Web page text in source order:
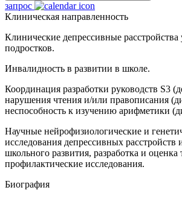
запрос
Клиническая направленность
Клинические депрессивные расстройства
подростков.
Инвалидность в развитии в школе.
Координация разработки руководств S3
нарушения чтения и/или правописания
неспособность к изучению арифметики
Научные нейрофизиологические и
исследования депрессивных
школьного развития, разработка и оценка
профилактические исследования.
Биография